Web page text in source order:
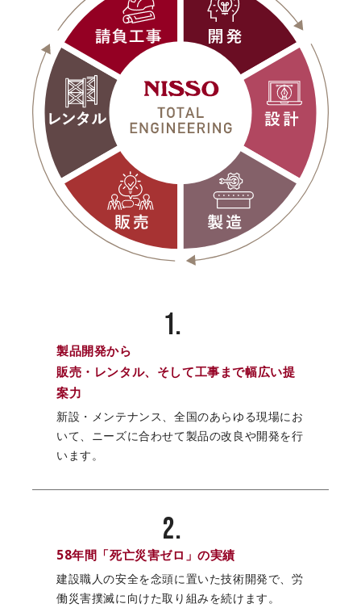
1.
製品開発から
販売・レンタル、 そして工事まで幅広い提
案力
新設・メンテナンス、全国のあらゆる現場にお
いて、 ニーズに合わせて製品の改良や開発を行
います。
2.
58年間「死亡災害ゼロ」の実績
建設職人の安全を念頭に置いた技術開発で、労
働災害撲滅に向けた取り組みを続けます。